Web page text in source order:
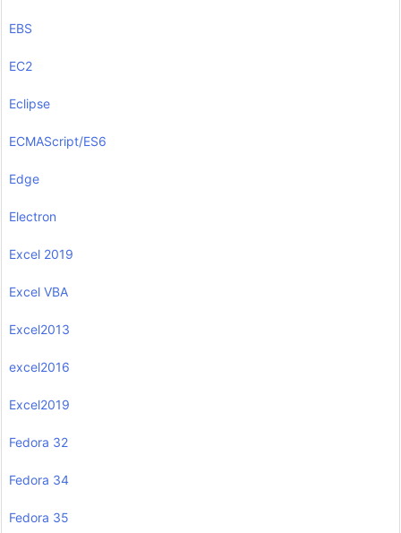
EBS
EC2
Eclipse
ECMAScript/ES6
Edge
Electron
Excel 2019
Excel VBA
Excel2013
excel2016
Excel2019
Fedora 32
Fedora 34
Fedora 35